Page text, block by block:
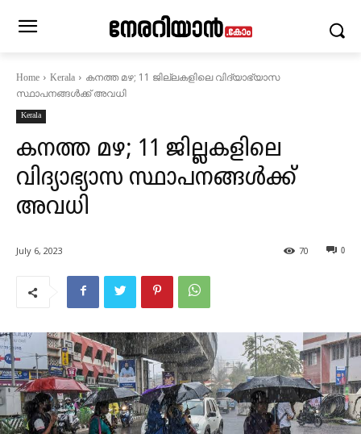
Home Kerala
കനത്ത മഴ; 11 ജില്ലകളിലെ വിദ്യാഭ്യാസ
സ്ഥാപനങ്ങൾക്ക് അവധി
Kerala
കനത്ത മഴ; 11 ജില്ലകളിലെ
വിദ്യാഭ്യാസ സ്ഥാപനങ്ങൾക്ക്
അവധി
July 6, 2023 0
70